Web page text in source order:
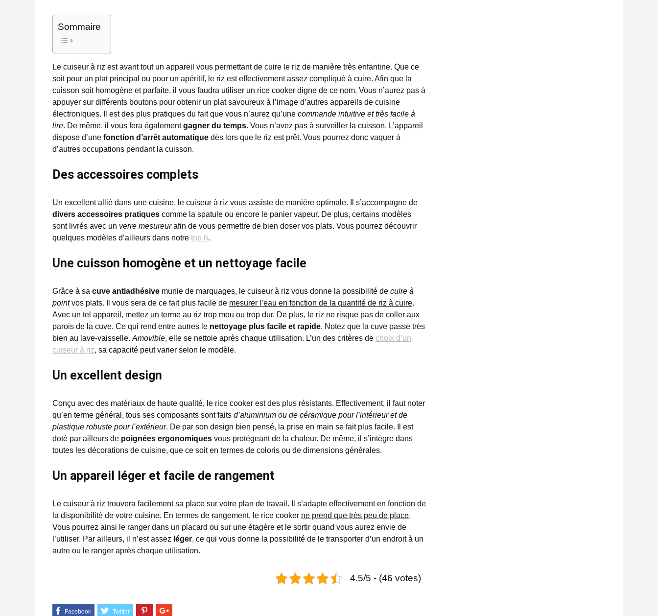
Sommaire
Le cuiseur à riz est avant tout un appareil vous permettant de cuire le riz de manière très enfantine. Que ce
soit pour un plat principal ou pour un apéritif, le riz est effectivement assez compliqué à cuire. Afin que la
cuisson soit homogène et parfaite, il vous faudra utiliser un rice cooker digne de ce nom. Vous n’aurez pas à
appuyer sur différents boutons pour obtenir un plat savoureux à l’image d’autres appareils de cuisine
électroniques. Il est des plus pratiques du fait que vous n’aurez qu’une commande intuitive et très facile à
lire. De même, il vous fera égalementgagner du temps. Vous n’avez pas à surveiller la cuisson. L’appareil
dispose d’une fonction d’arrêt automatique dès lors que le riz est prêt. Vous pourrez donc vaquer à
d’autres occupations pendant la cuisson.
Des accessoires complets
Un excellent allié dans une cuisine, le cuiseur à riz vous assiste de manière optimale. Il s’accompagne de
divers accessoires pratiques comme la spatule ou encore le panier vapeur. De plus, certains modèles
sont livrés avec un verre mesureurafin de vous permettre de bien doser vos plats. Vous pourrez découvrir
quelques modèles d’ailleurs dans notre top 6.
Une cuisson homogène et un nettoyage facile
Grâce à sa cuve antiadhésive munie de marquages, le cuiseur à riz vous donne la possibilité de cuire à
pointvos plats. Il vous sera de ce fait plus facile de mesurer l’eau en fonction de la quantité de riz à cuire.
Avec un tel appareil, mettez un terme au riz trop mou ou trop dur. De plus, le riz ne risque pas de coller aux
parois de la cuve. Ce qui rend entre autres le nettoyage plus facile et rapide. Notez que la cuve passe très
bien au lave-vaisselle. Amovible, elle se nettoie après chaque utilisation. L’un des critères de choix d’un
cuiseur à riz, sa capacité peut varier selon le modèle.
Un excellent design
Conçu avec des matériaux de haute qualité, le rice cooker est des plus résistants. Effectivement, il faut noter
qu’en terme général, tous ses composants sont faits d’aluminium ou de céramique pour l’intérieur et de
plastique robuste pour l’extérieur. De par son design bien pensé, la prise en main se fait plus facile. Il est
doté par ailleurs de poignées ergonomiques vous protégeant de la chaleur. De même, il s’intègre dans
toutes les décorations de cuisine, que ce soit en termes de coloris ou de dimensions générales.
Un appareil léger et facile de rangement
Le cuiseur à riz trouvera facilement sa place sur votre plan de travail. Il s’adapte effectivement en fonction de
la disponibilité de votre cuisine. En termes de rangement, le rice cooker ne prend que très peu de place.
Vous pourrez ainsi le ranger dans un placard ou sur une étagère et le sortir quand vous aurez envie de
l’utiliser. Par ailleurs, il n’est assez léger, ce qui vous donne la possibilité de le transporter d’un endroit à un
autre ou le ranger après chaque utilisation.
4.5/5 - (46 votes)